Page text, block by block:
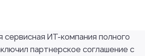
ИТ-компания полного
партнерское соглашение с